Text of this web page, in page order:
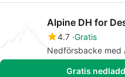
Alpine DH for
4.7 Gratis
Nedförsbacke med
Gratis